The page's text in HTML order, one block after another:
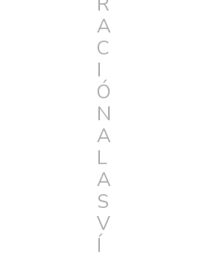
A
C
I
Ó
N
A
L
A
S
V
Í